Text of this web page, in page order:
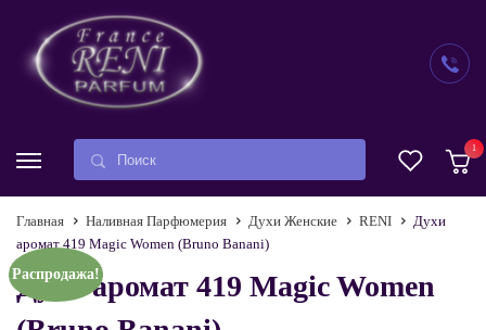
1
Главная Наливная Парфюмерия Духи Женские RENI
Духи
аромат 419 Magic Women (Bruno Banani)
Духи аромат 419 Magic Women
Распродажа!